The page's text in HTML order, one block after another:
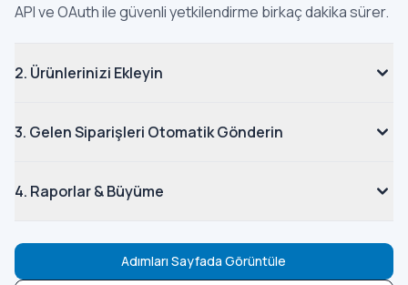
API ve OAuth ile güvenli yetkilendirme birkaç dakika sürer.
2. Ürünlerinizi Ekleyin
3. Gelen Siparişleri Otomatik Gönderin
4. Raporlar & Büyüme
Adımları Sayfada Görüntüle